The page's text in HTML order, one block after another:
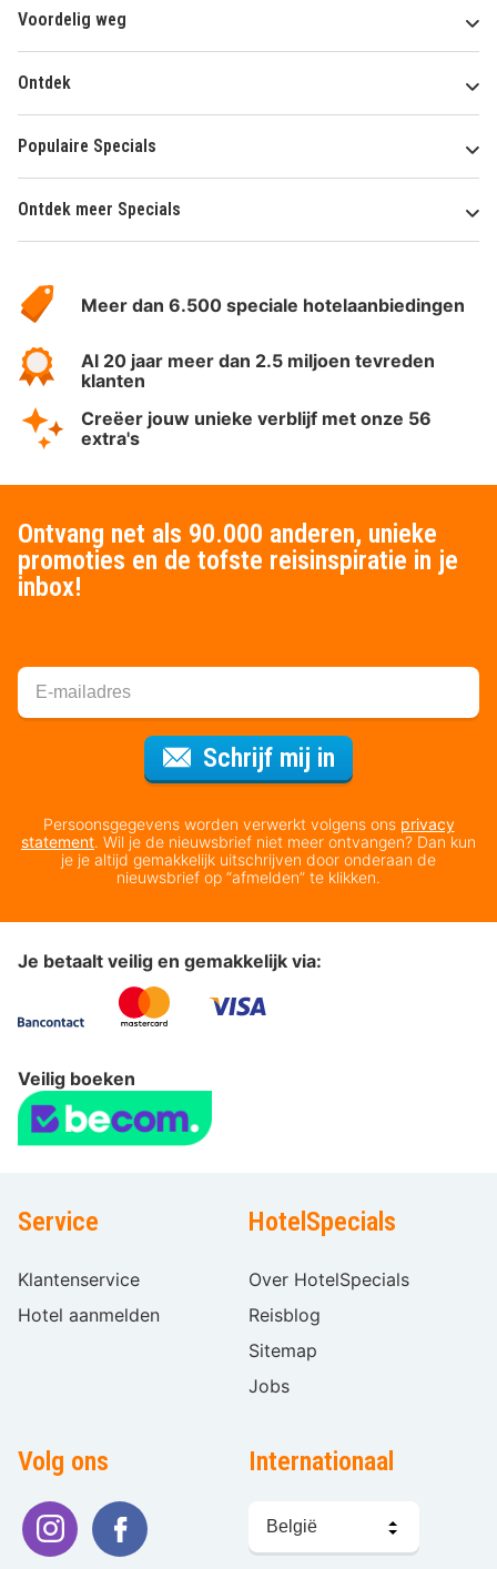
Voordelig weg
Ontdek
Populaire Specials
Ontdek meer Specials
HotelSpecials
Meer dan 6.500 speciale hotelaanbiedingen
Al 20 jaar meer dan 2.5 miljoen tevreden
klanten
Creëer jouw unieke verblijf met onze 56
extra's
Ontvang net als 90.000 anderen, unieke
promoties en de tofste reisinspiratie in je
inbox!
Schrijf mij in
Persoonsgegevens worden verwerkt volgens ons privacy
statement. Wil je de nieuwsbrief niet meer ontvangen? Dan kun
je je altijd gemakkelijk uitschrijven door onderaan de
nieuwsbrief op “afmelden” te klikken.
Je betaalt veilig en gemakkelijk via:
Veilig boeken
Service
Klantenservice
Hotel aanmelden
HotelSpecials
Over HotelSpecials
Reisblog
Sitemap
Jobs
Volg ons Internationaal
kiezen